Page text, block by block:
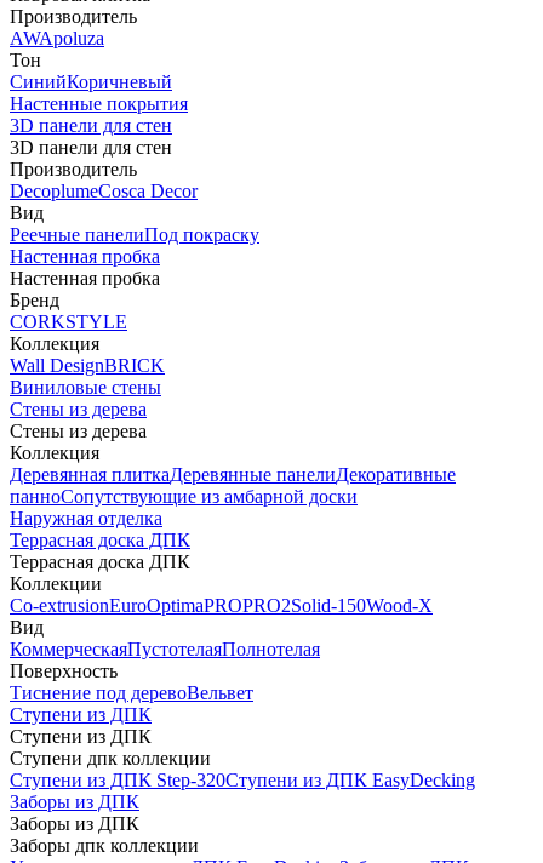
Производитель
AWApoluza
Тон
СинийКоричневый
Настенные покрытия
3D панели для стен
3D панели для стен
Производитель
DecoplumeCosca Decor
Вид
Реечные панелиПод покраску
Настенная пробка
Настенная пробка
Бренд
CORKSTYLE
Коллекция
Wall DesignBRICK
Виниловые стены
Стены из дерева
Стены из дерева
Коллекция
Деревянная плиткаДеревянные панелиДекоративные
панноСопутствующие из амбарной доски
Наружная отделка
Террасная доска ДПК
Террасная доска ДПК
Коллекции
Co-extrusionEuroOptimaPROPRO2Solid-150Wood-X
Вид
КоммерческаяПустотелаяПолнотелая
Поверхность
Тиснение под деревоВельвет
Ступени из ДПК
Ступени из ДПК
Ступени дпк коллекции
Ступени из ДПК Step-320Ступени из ДПК EasyDecking
Заборы из ДПК
Заборы из ДПК
Заборы дпк коллекции